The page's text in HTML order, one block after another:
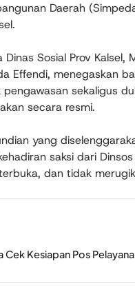
Daerah
Sosial Prov Kalsel,
Effendi, menegaskan
sekaligus
secara resmi.
yang
saksi dari
dan tidak
Cek Kesiapan Pos